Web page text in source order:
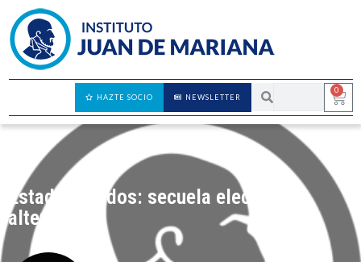
0
NEWSLETTER
HAZTE SOCIO
Estados Unidos: secuela electoral
alterada